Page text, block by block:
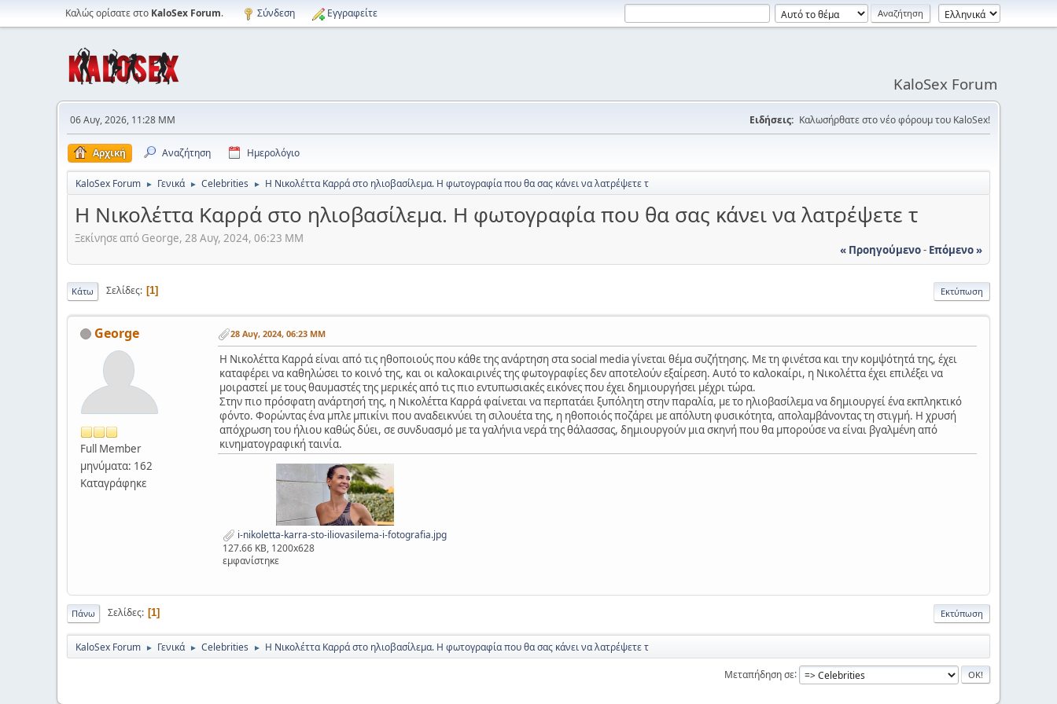
Καλώς ορίσατε στο KaloSex Forum. Σύνδεση Εγγραφείτε
KaloSex Forum
06 Αυγ, 2026, 11:28 ΜΜ Ειδήσεις: Καλωσήρθατε στο νέο φόρουμ του KaloSex!
Αρχική Αναζήτηση Ημερολόγιο
KaloSex Forum ► Γενικά ► Celebrities ► Η Νικολέττα Καρρά στο ηλιοβασίλεμα. Η φωτογραφία που θα σας κάνει να λατρέψετε τ
Η Νικολέττα Καρρά στο ηλιοβασίλεμα. Η φωτογραφία που θα σας κάνει να λατρέψετε τ
Ξεκίνησε από George, 28 Αυγ, 2024, 06:23 ΜΜ
« Προηγούμενο- Επόμενο »
Εκτύπωση
Κάτω Σελίδες 1
George
Full Member
μηνύματα: 162
Καταγράφηκε
28 Αυγ, 2024, 06:23 ΜΜ
Η Νικολέττα Καρρά είναι από τις ηθοποιούς που κάθε της ανάρτηση στα social media γίνεται θέμα συζήτησης. Με τη φινέτσα και την κομψότητά της, έχει
καταφέρει να καθηλώσει το κοινό της, και οι καλοκαιρινές της φωτογραφίες δεν αποτελούν εξαίρεση. Αυτό το καλοκαίρι, η Νικολέττα έχει επιλέξει να
μοιραστεί με τους θαυμαστές της μερικές από τις πιο εντυπωσιακές εικόνες που έχει δημιουργήσει μέχρι τώρα.
Στην πιο πρόσφατη ανάρτησή της, η Νικολέττα Καρρά φαίνεται να περπατάει ξυπόλητη στην παραλία, με το ηλιοβασίλεμα να δημιουργεί ένα εκπληκτικό
φόντο. Φορώντας ένα μπλε μπικίνι που αναδεικνύει τη σιλουέτα της, η ηθοποιός ποζάρει με απόλυτη φυσικότητα, απολαμβάνοντας τη στιγμή. Η χρυσή
απόχρωση του ήλιου καθώς δύει, σε συνδυασμό με τα γαλήνια νερά της θάλασσας, δημιουργούν μια σκηνή που θα μπορούσε να είναι βγαλμένη από
κινηματογραφική ταινία.
i-nikoletta-karra-sto-iliovasilema-i-fotografia.jpg
127.66 KB, 1200x628
εμφανίστηκε
Εκτύπωση
Πάνω Σελίδες 1
KaloSex Forum ► Γενικά ► Celebrities ► Η Νικολέττα Καρρά στο ηλιοβασίλεμα. Η φωτογραφία που θα σας κάνει να λατρέψετε τ
Μεταπήδηση σε